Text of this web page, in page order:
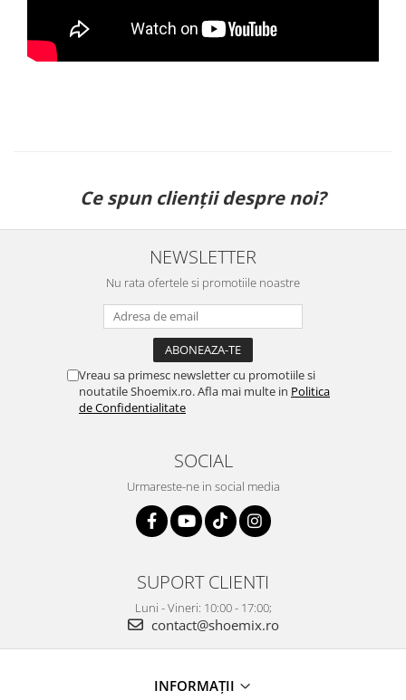
Ce spun clienții despre noi?
NEWSLETTER
Nu rata ofertele si promotiile noastre
Vreau sa primesc newsletter cu promotiile si
noutatile Shoemix.ro. Afla mai multe in Politica
de Confidentialitate
SOCIAL
Urmareste-ne in social media
SUPORT CLIENTI
Luni - Vineri: 10:00 - 17:00;
contact@shoemix.ro
INFORMAȚII